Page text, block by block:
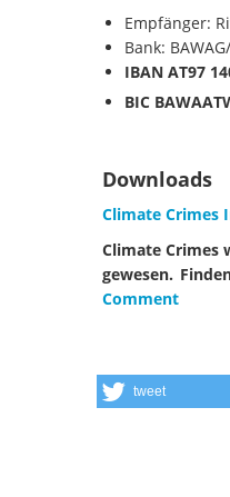
Empfänger:
Bank:
IBAN AT97
BIC
Downloads
Climate Crimes
Climate Crimes
gewesen.
Comment
tweet